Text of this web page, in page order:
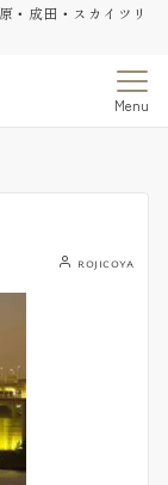
成田・スカイツリ
Menu
rojicoya